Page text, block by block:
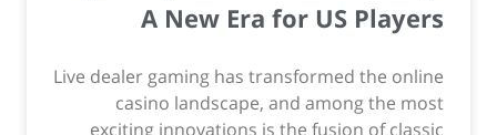
A New Era for US Players
Live dealer gaming has transformed the online
casino landscape, and among the most
exciting innovations is the fusion of classic